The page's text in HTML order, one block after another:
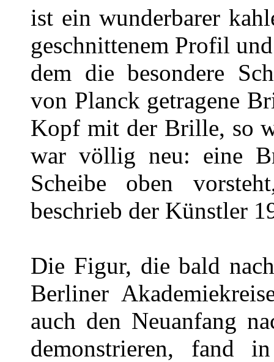
ist ein wunderbarer
geschnittenem Profil
dem die besondere
von Planck getragene
Kopf mit der Brille, so
war völlig neu: eine
Scheibe oben
beschrieb der Künstler
Die Figur, die bald
Berliner
auch den Neuanfang
demonstrieren, fand